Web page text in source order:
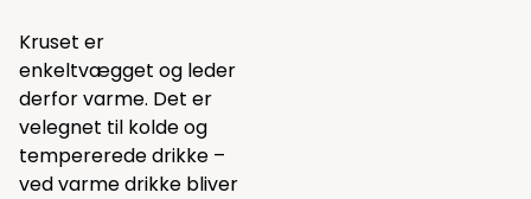
Kruset er
enkeltvægget og leder
derfor varme. Det er
velegnet til kolde og
tempererede drikke –
ved varme drikke bliver